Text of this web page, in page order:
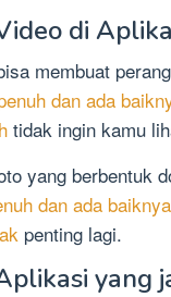
di
membuat
dan ada
tidak ingin kamu
yang berbentuk
dan ada
penting lagi.
yang